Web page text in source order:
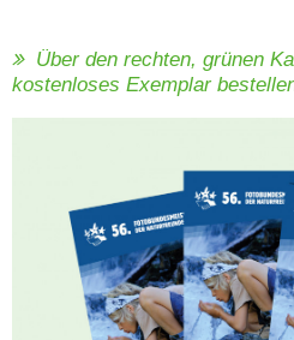
Über den rechten, grünen
kostenloses Exemplar